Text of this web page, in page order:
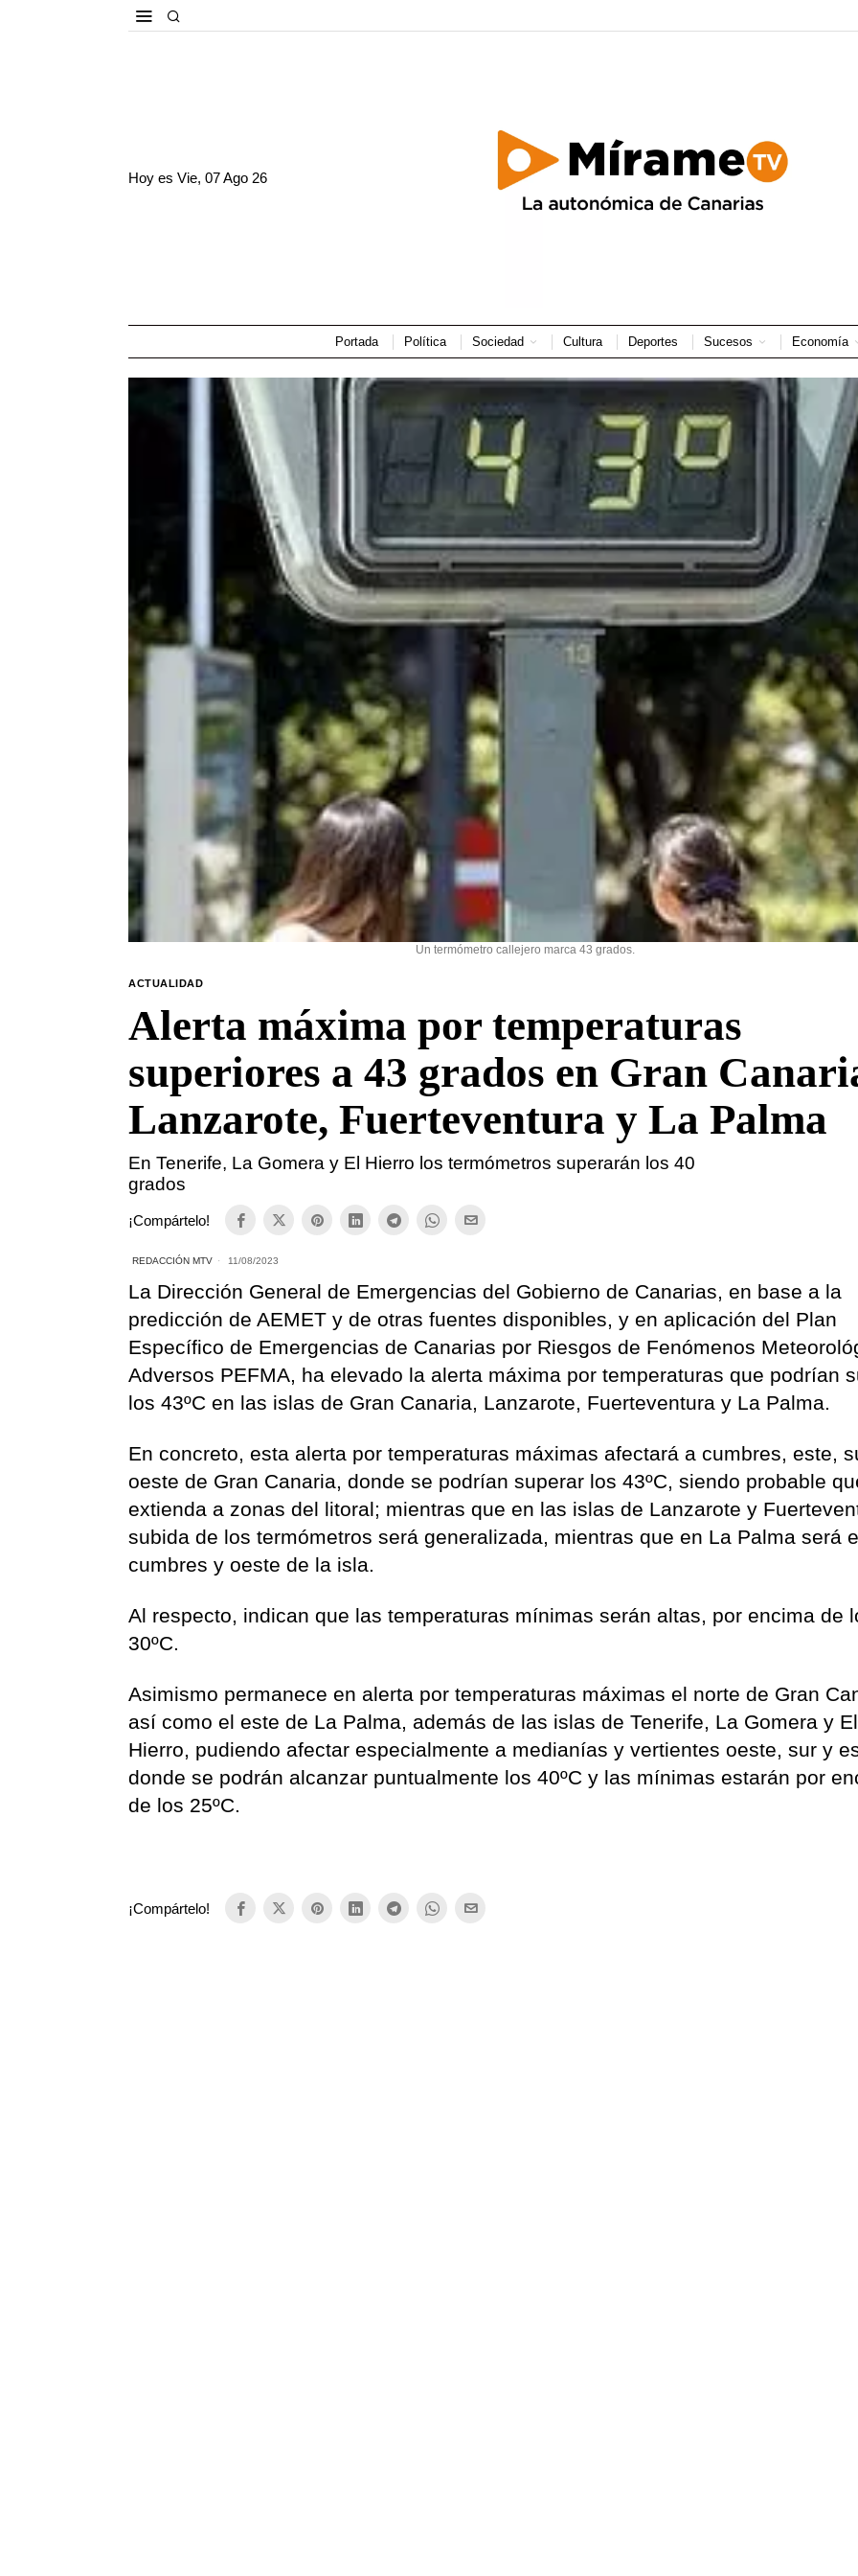
Hoy esVie, 07 Ago 26
Portada Política Sociedad Cultura Deportes Sucesos Economía
Un termómetro callejero marca 43 grados.
ACTUALIDAD
Alerta máxima por temperaturas
superiores a 43 grados en Gran
Lanzarote, Fuerteventura y La Palma
En Tenerife, La Gomera y El Hierro los termómetros superarán los 40
grados
¡Compártelo!
REDACCIÓN MTV 11/08/2023
La Dirección General de Emergencias del Gobierno de Canarias, en base a la
predicción de AEMET y de otras fuentes disponibles, y en aplicación del Plan
Específico de Emergencias de Canarias por Riesgos de Fenómenos
Adversos PEFMA, ha elevado la alerta máxima por temperaturas que podrían
los 43ºC en las islas de Gran Canaria, Lanzarote, Fuerteventura y La Palma.
En concreto, esta alerta por temperaturas máximas afectará a cumbres, este,
oeste de Gran Canaria, donde se podrían superar los 43ºC, siendo probable
extienda a zonas del litoral; mientras que en las islas de Lanzarote y
subida de los termómetros será generalizada, mientras que en La Palma será
cumbres y oeste de la isla.
Al respecto, indican que las temperaturas mínimas serán altas, por encima de
30ºC.
Asimismo permanece en alerta por temperaturas máximas el norte de Gran
así como el este de La Palma, además de las islas de Tenerife, La Gomera y El
Hierro, pudiendo afectar especialmente a medianías y vertientes oeste, sur y
donde se podrán alcanzar puntualmente los 40ºC y las mínimas estarán por
de los 25ºC.
¡Compártelo!